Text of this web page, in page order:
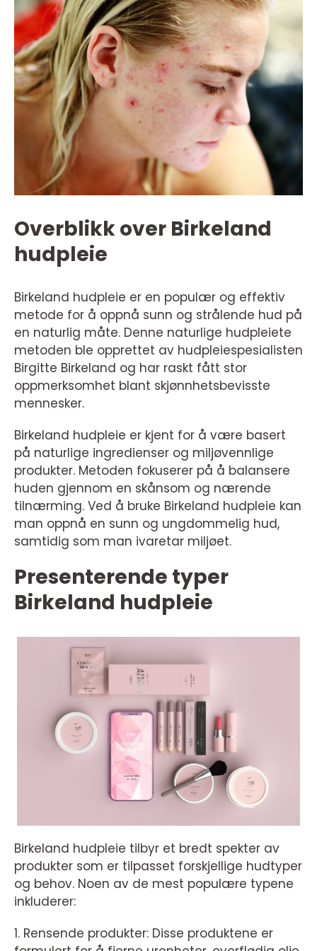
Overblikk over Birkeland
hudpleie
Birkeland hudpleie er en populær og effektiv
metode for å oppnå sunn og strålende hud på
en naturlig måte. Denne naturlige hudpleiete
metoden ble opprettet av hudpleiespesialisten
Birgitte Birkeland og har raskt fått stor
oppmerksomhet blant skjønnhetsbevisste
mennesker.
Birkeland hudpleie er kjent for å være basert
på naturlige ingredienser og miljøvennlige
produkter. Metoden fokuserer på å balansere
huden gjennom en skånsom og nærende
tilnærming. Ved å bruke Birkeland hudpleie kan
man oppnå en sunn og ungdommelig hud,
samtidig som man ivaretar miljøet.
Presenterende typer
Birkeland hudpleie
Birkeland hudpleie tilbyr et bredt spekter av
produkter som er tilpasset forskjellige hudtyper
og behov. Noen av de mest populære typene
inkluderer:
1. Rensende produkter: Disse produktene er